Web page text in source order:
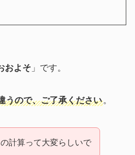
およそ 」です。
うので、ご了承ください。
計算って大変らしいで